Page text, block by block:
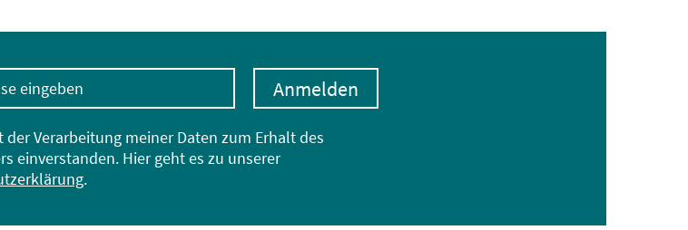
der Verarbeitung meiner Daten zum Erhalt des
einverstanden. Hier geht es zu unserer
.
Anmelden